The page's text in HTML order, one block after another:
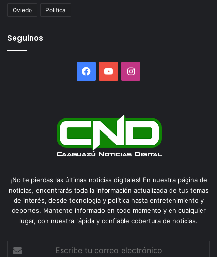
Oviedo Politica
Seguinos
Facebook
YouTubeInstagram
¡No te pierdas las últimas noticias digitales! En nuestra página de
noticias, encontrarás toda la información actualizada de tus temas
de interés, desde tecnología y política hasta entretenimiento y
deportes. Mantente informado en todo momento y en cualquier
lugar, con nuestra rápida y confiable cobertura de noticias.